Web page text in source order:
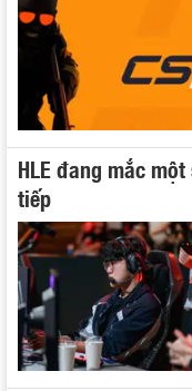
HLE đang mắc
tiếp